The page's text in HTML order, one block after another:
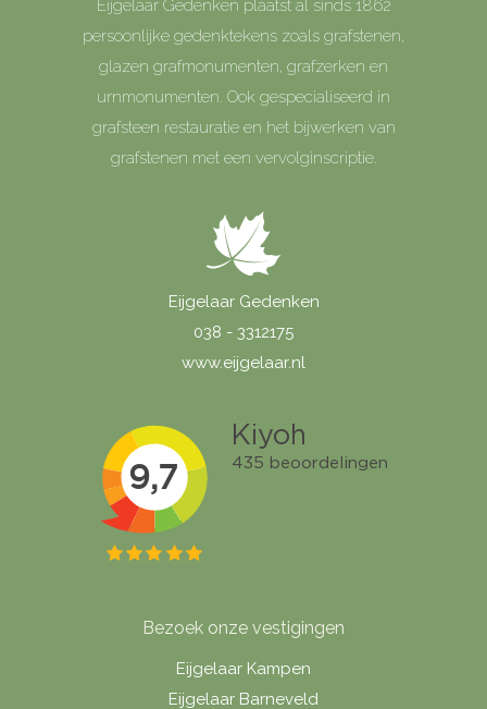
Eijgelaar Gedenken plaatst al sinds 1862
persoonlijke gedenktekens zoals grafstenen,
glazen grafmonumenten, grafzerken en
urnmonumenten. Ook gespecialiseerd in
grafsteen restauratie en het bijwerken van
grafstenen met een vervolginscriptie.
Eijgelaar Gedenken
038 - 3312175
www.eijgelaar.nl
Bezoek onze vestigingen
Eijgelaar Kampen
Eijgelaar Barneveld